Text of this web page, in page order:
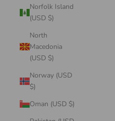
Norfolk Island
(USD $)
North
Macedonia
(USD $)
Norway (USD
$)
Oman (USD $)